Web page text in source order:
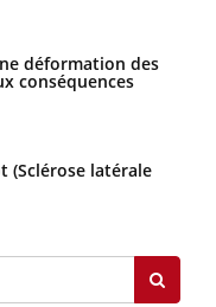
déformation des
conséquences
(Sclérose latérale